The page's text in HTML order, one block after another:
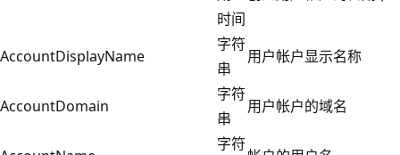
时间
AccountDisplayName
字符
串
用户帐户显示名称
AccountDomain
字符
串
用户帐户的域名
字符